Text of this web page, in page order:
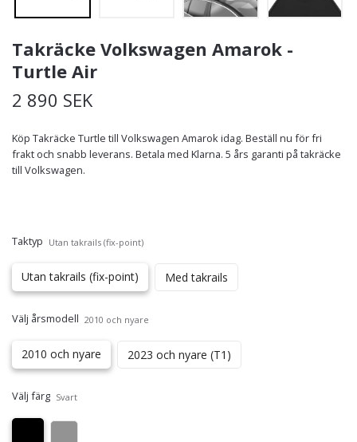
Takräcke Volkswagen Amarok -
Turtle Air
2 890 SEK
Köp Takräcke Turtle till Volkswagen Amarok idag. Beställ nu för fri
frakt och snabb leverans. Betala med Klarna. 5 års garanti på takräcke
till Volkswagen.
Taktyp Utan takrails (fix-point)
Utan takrails (fix-point) Med takrails
Välj årsmodell 2010 och nyare
2010 och nyare 2023 och nyare (T1)
Välj färg Svart